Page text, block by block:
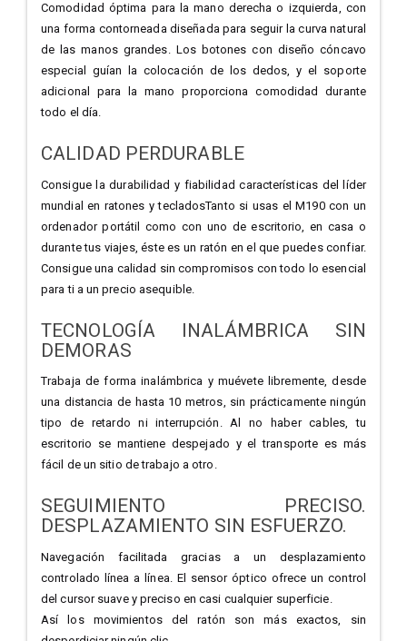
Comodidad óptima para la mano derecha o izquierda, con
una forma contorneada diseñada para seguir la curva natural
de las manos grandes. Los botones con diseño cóncavo
especial guían la colocación de los dedos, y el soporte
adicional para la mano proporciona comodidad durante
todo el día.
CALIDAD PERDURABLE
Consigue la durabilidad y fiabilidad características del líder
mundial en ratones y tecladosTanto si usas el M190 con un
ordenador portátil como con uno de escritorio, en casa o
durante tus viajes, éste es un ratón en el que puedes confiar.
Consigue una calidad sin compromisos con todo lo esencial
para ti a un precio asequible.
TECNOLOGÍA INALÁMBRICA SIN
DEMORAS
Trabaja de forma inalámbrica y muévete libremente, desde
una distancia de hasta 10 metros, sin prácticamente ningún
tipo de retardo ni interrupción. Al no haber cables, tu
escritorio se mantiene despejado y el transporte es más
fácil de un sitio de trabajo a otro.
SEGUIMIENTO PRECISO.
DESPLAZAMIENTO SIN ESFUERZO.
Navegación facilitada gracias a un desplazamiento
controlado línea a línea. El sensor óptico ofrece un control
del cursor suave y preciso en casi cualquier superficie.
Así los movimientos del ratón son más exactos, sin